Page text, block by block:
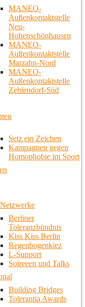
MANEO-
Außenkontaktstelle
Neu-
Hohenschönhausen
MANEO-
Außenkontaktstelle
Marzahn-Nord
MANEO-
Außenkontaktstelle
Zehlendorf-Süd
Setz ein Zeichen
Kampagnen gegen
Homophobie im Sport
Berliner
Toleranzbündnis
Kiss Kiss Berlin
Regenbogenkiez
L-Support
Soireeen und Talks
Building Bridges
Tolerantia Awards